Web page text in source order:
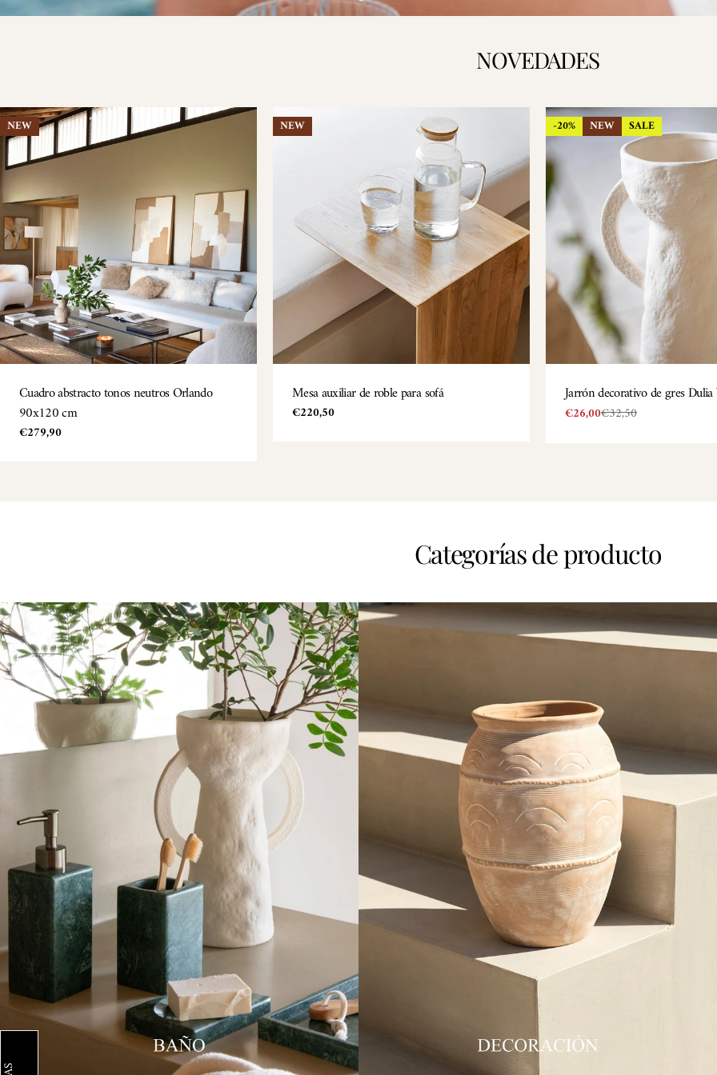
NOVEDADES
NEW
TIPO:
Cuadro abstracto tonos neutros Orlando
90x120 cm
Precio
€279,90
NEW
TIPO:
Mesa auxiliar de roble para sofá
Precio
€220,50
-20% NEW SALE
TIPO:
Jarrón decorativo de gres
Precio
€26,00
Precio€32,50
Categorías de producto